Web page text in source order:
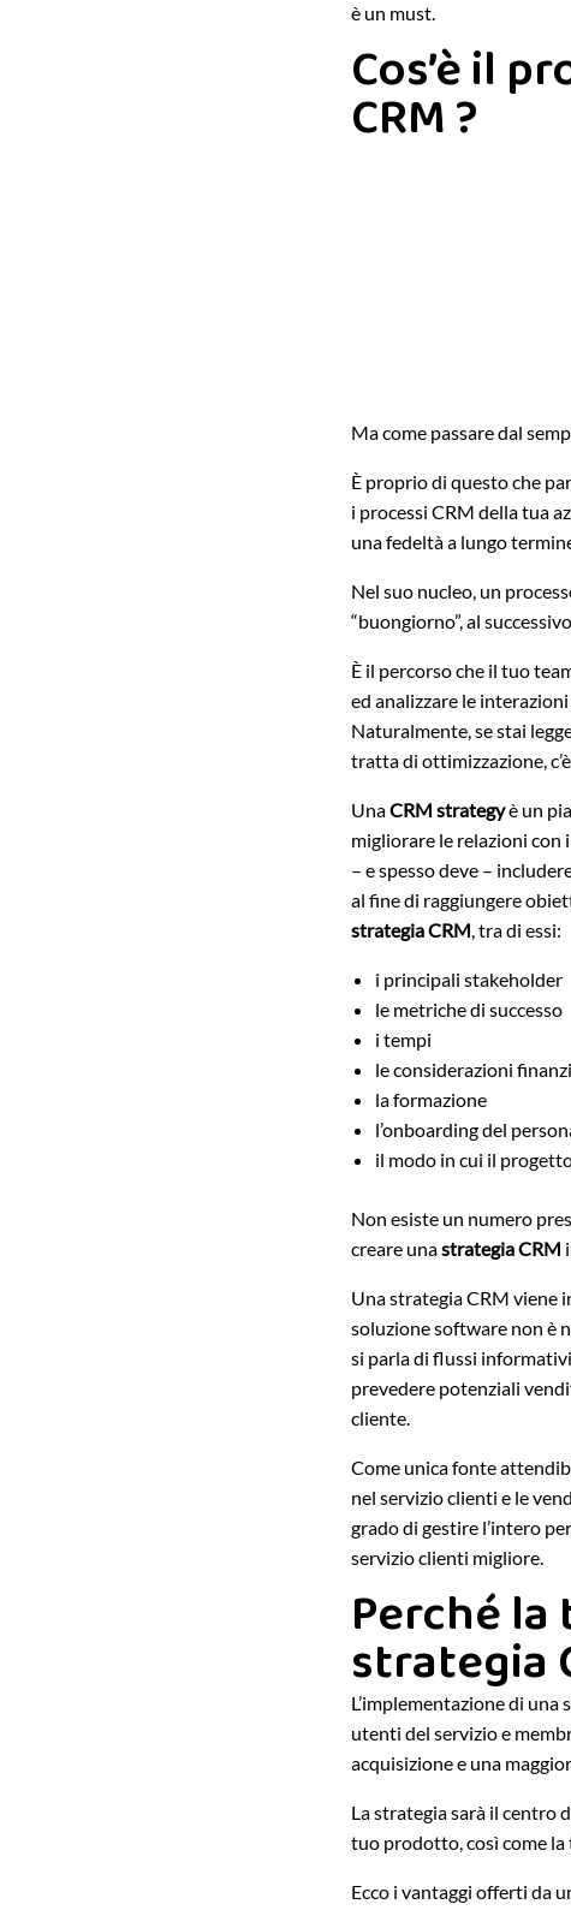
è un must.
Cos’è il
CRM ?
Ma come passare dal
È proprio di questo che
i processi CRM della tua
una fedeltà a lungo
Nel suo nucleo, un
“buongiorno”, al
È il percorso che il tuo
ed analizzare le
Naturalmente, se stai
tratta di ottimizzazione,
UnaCRM strategyè un
migliorare le relazioni con
– e spesso deve –
al fine di raggiungere
strategia CRM, tra di essi:
i principali stakeholder
le metriche di successo
i tempi
le considerazioni
la formazione
l’onboarding del
il modo in cui il
Non esiste un numero
creare unastrategia CRM
Una strategia CRM viene
soluzione software non è
si parla di flussi
prevedere potenziali
cliente.
Come unica fonte
nel servizio clienti e le
grado di gestire l’intero
servizio clienti migliore.
Perché
strategia
L’implementazione di
utenti del servizio e
acquisizione e una
La strategia sarà il centro
tuo prodotto, così come la
Ecco i vantaggi offerti da